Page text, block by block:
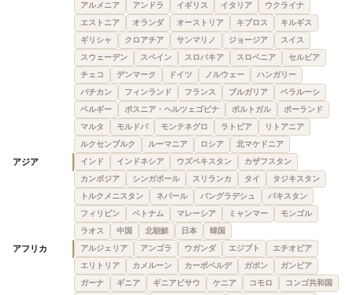
アルメニア
アンドラ イギリス イタリア
ウクライナ
エストニア
オランダ オーストリア キプロス
キルギス
ギリシャ
クロアチア サンマリノ ジョージア
スイス
スウェーデン
スペイン スロバキア スロベニア
セルビア
チェコ
デンマーク ドイツ ノルウェー
ハンガリー
バチカン
フィンランド フランス ブルガリア
ベラルーシ
ベルギー
ボスニア・ヘルツェゴビナ ポルトガル
ポーランド
マルタ
モルドバ モンテネグロ ラトビア
リトアニア
ルクセンブルク
ルーマニア ロシア 北マケドニア
アジア インド インドネシア ウズベキスタン
カザフスタン
カンボジア
シンガポール スリランカ タイ
タジキスタン
トルクメニスタン
ネパール バングラデシュ
パキスタン
フィリピン
ベトナム マレーシア ミャンマー
モンゴル
ラオス
中国 北朝鮮 日本 韓国
アフリカ アルジェリア アンゴラ ウガンダ エジプト
エチオピア
エリトリア
カメルーン カーボベルデ ガボン
ガンビア
ガーナ
ギニア ギニアビサウ ケニア コモロ
コンゴ共和国